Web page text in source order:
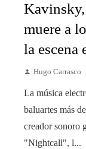
muere a
la escena
Hugo Carrasco
La música
baluartes más
creador sonoro
"Nightcall", l...